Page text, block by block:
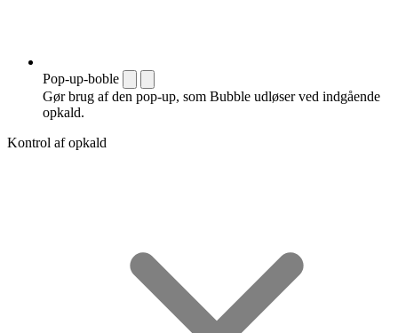
Pop-up-boble
Gør brug af den pop-up, som Bubble udløser ved indgående
opkald.
Kontrol af opkald